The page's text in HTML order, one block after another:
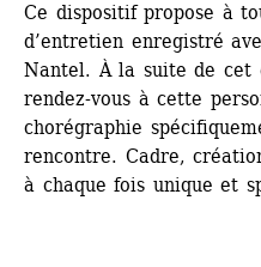
Ce dispositif propose à
d’entretien enregistré
Nantel. À la suite de cet
rendez-vous à cette
chorégraphie
rencontre. Cadre,
à chaque fois unique et